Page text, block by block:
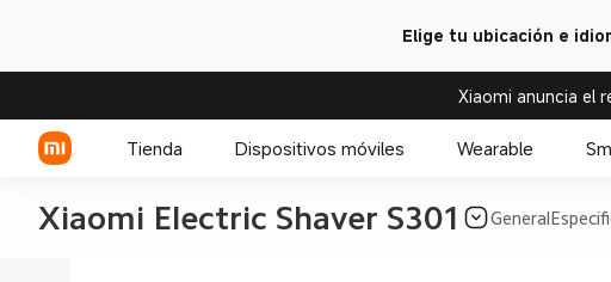
Elige tu ubicación e
Xiaomi anuncia el
Tienda Dispositivos móviles Wearable
Xiaomi Electric Shaver S301 General